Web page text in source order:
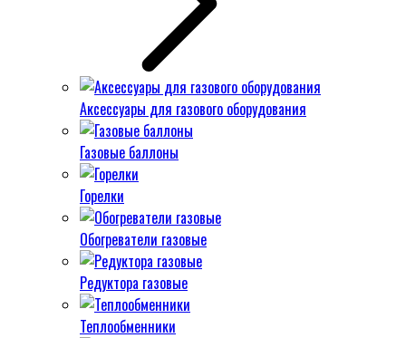
Аксессуары для газового оборудования
Газовые баллоны
Горелки
Обогреватели газовые
Редуктора газовые
Теплообменники